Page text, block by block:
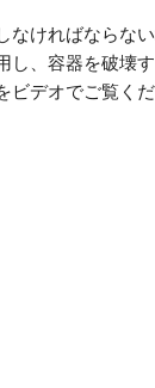
なければならな
し、容器を破壊
デオでご覧くだ